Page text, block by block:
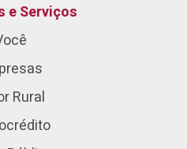
e Serviços
Rural